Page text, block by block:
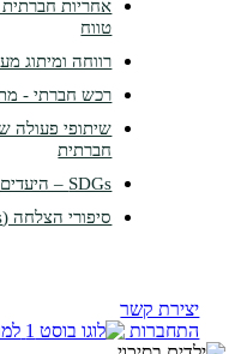
רווחה ומיתוג מעסיק -
רכש חברתי - מתנות ממותגות
שיתופי פעולה שיווקיים –
סיפורי הצלחה (Case Studies)
למרכז החינוכי